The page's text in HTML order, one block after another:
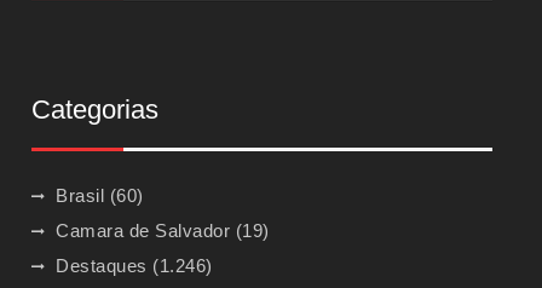
Categorias
Brasil (60)
Camara de Salvador (19)
Destaques (1.246)